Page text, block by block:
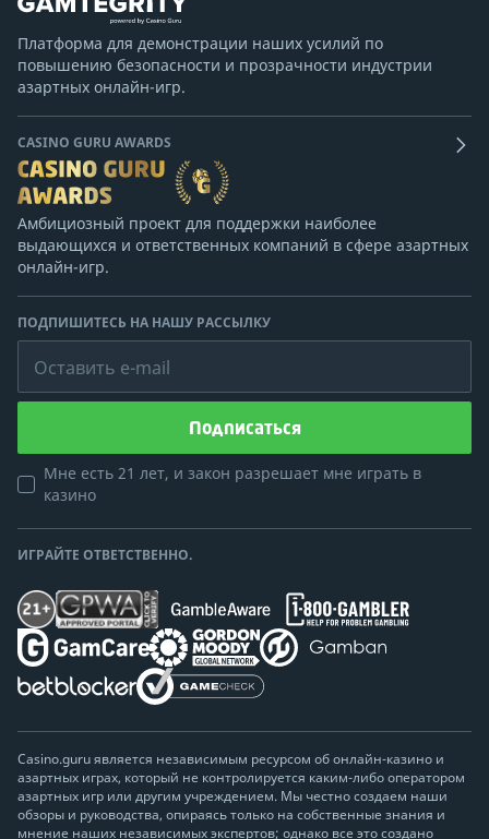
Платформа для демонстрации наших усилий по
повышению безопасности и прозрачности индустрии
азартных онлайн-игр.
CASINO GURU AWARDS
Амбициозный проект для поддержки наиболее
выдающихся и ответственных компаний в сфере азартных
онлайн-игр.
ПОДПИШИТЕСЬ НА НАШУ РАССЫЛКУ
Оставить e-mail
Подписаться
Мне есть 21 лет, и закон разрешает мне играть в
казино
ИГРАЙТЕ ОТВЕТСТВЕННО.
Casino.guru является независимым ресурсом об онлайн-казино и
азартных играх, который не контролируется каким-либо оператором
азартных игр или другим учреждением. Мы честно создаем наши
обзоры и руководства, опираясь только на собственные знания и
мнение наших независимых экспертов; однако все это создано